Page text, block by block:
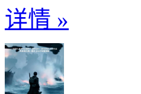
详情 »